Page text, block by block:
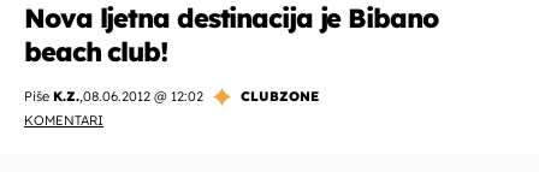
Nova ljetna destinacija je Bibano
beach club!
Piše K.Z.,08.06.2012 @ 12:02
CLUBZONE
KOMENTARI